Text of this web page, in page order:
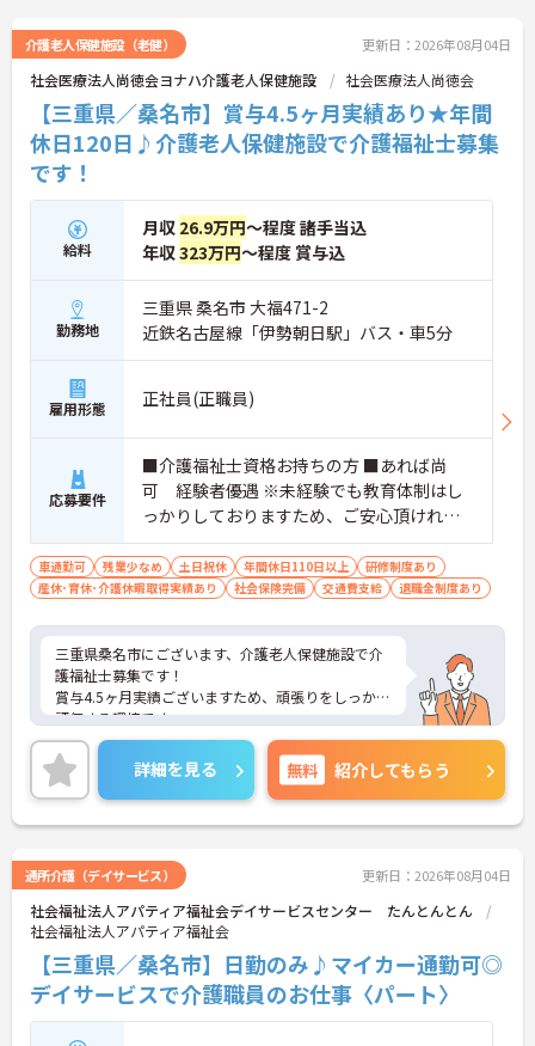
介護老人保健施設（老健） 更新日：2026年08月04日
社会医療法人尚徳会ヨナハ介護老人保健施設 社会医療法人尚徳会
【三重県／桑名市】賞与4.5ヶ月実績あり★年間
休日120日♪介護老人保健施設で介護福祉士募集
です！
給料
月収 26.9万円～程度 諸手当込
年収323万円～程度 賞与込
勤務地
三重県 桑名市 大福471-2
近鉄名古屋線「伊勢朝日駅」バス・車5分
雇用形態 正社員(正職員)
応募要件
■介護福祉士資格お持ちの方 ■あれば尚
可 経験者優遇 ※未経験でも教育体制はし
っかりしておりますため、ご安心頂ければ
と思います。
車通勤可 残業少なめ 土日祝休 年間休日110日以上
研修制度あり
産休･育休･介護休暇取得実績あり
社会保険完備 交通費支給 退職金制度あり
三重県桑名市にございます、介護老人保健施設で介
護福祉士募集です！
賞与4.5ヶ月実績ございますため、頑張りをしっかり
評価する環境です。
年間休日120日なので、お休みも沢山取得できま
す。
ご興味のある方は、マイナビ介護職までお問い合わ
せください。
詳細を見る 無料 紹介してもらう
通所介護（デイサービス） 更新日：2026年08月04日
社会福祉法人アパティア福祉会デイサービスセンター たんとんとん
社会福祉法人アパティア福祉会
【三重県／桑名市】日勤のみ♪マイカー通勤可◎
デイサービスで介護職員のお仕事〈パート〉